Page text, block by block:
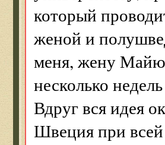
который
женой и
меня, жену
несколько
Вдруг вся идея
Швеция при всей